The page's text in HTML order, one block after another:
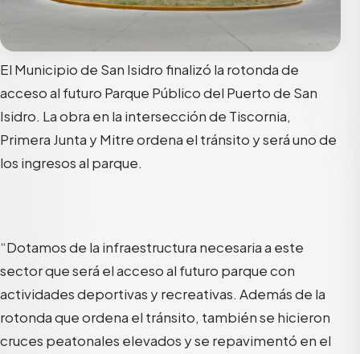
El Municipio de San Isidro finalizó la rotonda de
acceso al futuro Parque Público del Puerto de San
Isidro. La obra en la intersección de Tiscornia,
Primera Junta y Mitre ordena el tránsito y será uno de
los ingresos al parque.
“Dotamos de la infraestructura necesaria a este
sector que será el acceso al futuro parque con
actividades deportivas y recreativas. Además de la
rotonda que ordena el tránsito, también se hicieron
cruces peatonales elevados y se repavimentó en el